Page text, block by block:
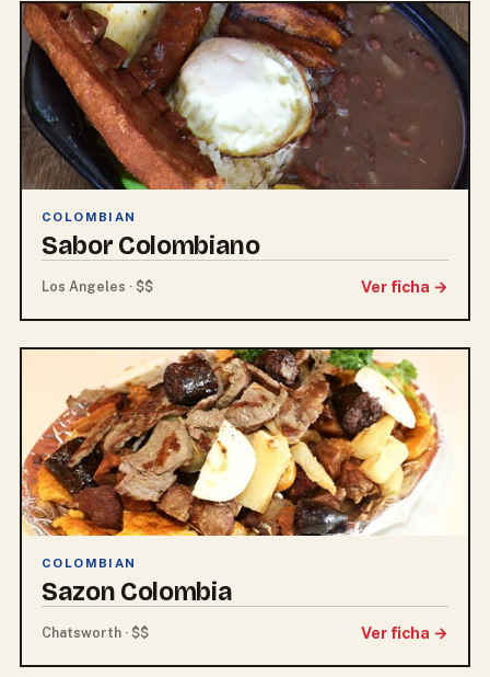
COLOMBIAN
Sabor Colombiano
Los Angeles · $$ Ver ficha →
COLOMBIAN
Sazon Colombia
Chatsworth · $$ Ver ficha →